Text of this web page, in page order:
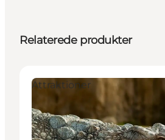
Relaterede produkter
Attraktioner